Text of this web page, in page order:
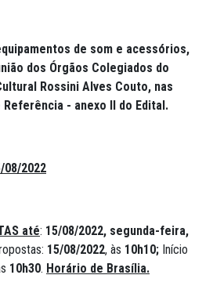
de som e acessórios,
dos Órgãos Colegiados do
Rossini Alves Couto, nas
- anexo II do Edital.
08/2022
até: 15/08/2022, segunda-feira,
15/08/2022, às 10h10; Início
10h30. Horário de Brasília.